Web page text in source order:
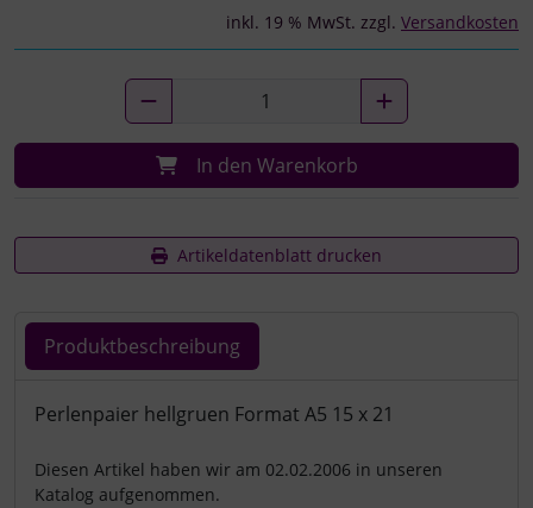
inkl. 19 % MwSt. zzgl. Versandkosten
In den Warenkorb
Artikeldatenblatt drucken
Produktbeschreibung
Produktbeschreibung
Perlenpaier hellgruen Format A5 15 x 21
Diesen Artikel haben wir am 02.02.2006 in unseren
Katalog aufgenommen.